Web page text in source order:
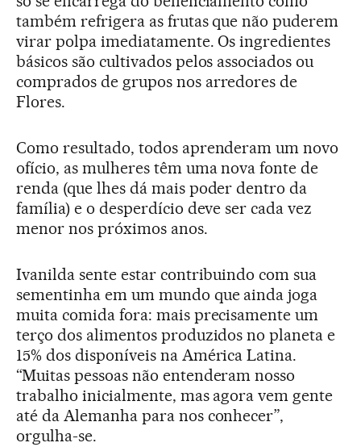
também refrigera as frutas que não puderem
virar polpa imediatamente. Os ingredientes
básicos são cultivados pelos associados ou
comprados de grupos nos arredores de
Flores.
Como resultado, todos aprenderam um novo
ofício, as mulheres têm uma nova fonte de
renda (que lhes dá mais poder dentro da
família) e o desperdício deve ser cada vez
menor nos próximos anos.
Ivanilda sente estar contribuindo com sua
sementinha em um mundo que ainda joga
muita comida fora: mais precisamente um
terço dos alimentos produzidos no planeta e
15% dos disponíveis na América Latina.
“Muitas pessoas não entenderam nosso
trabalho inicialmente, mas agora vem gente
até da Alemanha para nos conhecer”,
orgulha-se.